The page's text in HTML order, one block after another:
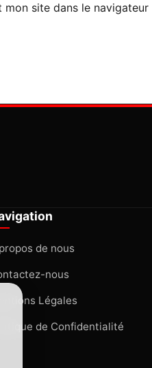
site dans le
de nous
nous
Légales
de Confidentialité